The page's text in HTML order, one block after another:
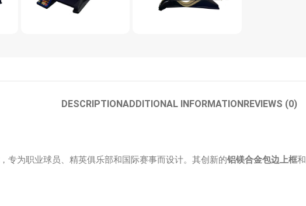
DESCRIPTIONADDITIONAL INFORMATIONREVIEWS (0)
，专为职业球员、精英俱乐部和国际赛事而设计。其创新的铝镁合金包边上框和